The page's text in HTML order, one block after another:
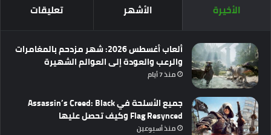
الأخيرة الأشهر تعليقات
ألعاب أغسطس 2026: شهر مزدحم بالمغامرات
والرعب والعودة إلى العوالم الشهيرة
منذ 7 أيام
جميع الأسلحة في Assassin’s Creed: Black
Flag Resynced وكيف تحصل عليها
منذ أسبوعين